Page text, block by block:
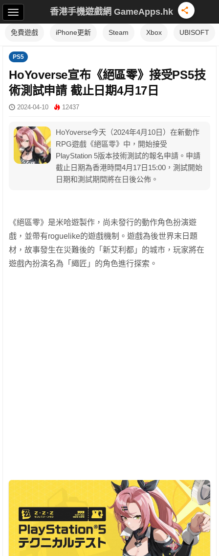
香港手機遊戲網 GameApps.hk
免費遊戲 iPhone更新 Steam Xbox UBISOFT
PS5
HoYoverse宣布《絕區零》接受PS5技
術測試申請 截止日期4月17日
2024-04-10 12437
HoYoverse今天（2024年4月10日）在新動作
RPG遊戲《絕區零》中，開始接受
PlayStation 5版本技術測試的報名申請。申請
截止日期為香港時間4月17日15:00，測試開始
日期和測試期間將在日後公佈。
《絕區零》是米哈遊製作，尚未發行的動作角色扮演遊
戲，並帶有roguelike的遊戲機制。遊戲為後世界末日題
材，故事發生在災難後的「新艾利都」的城市，玩家將在
遊戲內扮演名為「繩匠」的角色進行探索。